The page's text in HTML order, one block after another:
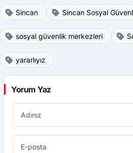
Sincan Sincan Sosyal
sosyal güvenlik merkezleri
yararlıyız
Yorum Yaz